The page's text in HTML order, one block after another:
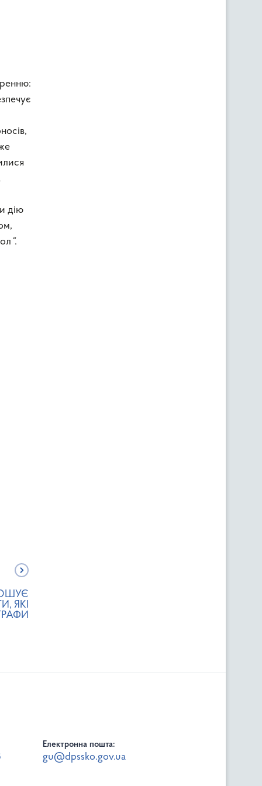
дію
“.
ЯКІ
Електронна пошта:
gu@dpssko.gov.ua